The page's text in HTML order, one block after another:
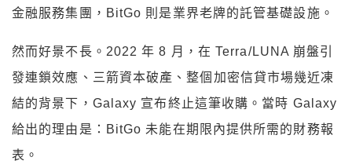
金融服務集團，BitGo 則是業界老牌的託管基礎設施。
然而好景不長。2022 年 8 月，在 Terra/LUNA 崩盤引
發連鎖效應、三箭資本破產、整個加密信貸市場幾近凍
結的背景下，Galaxy 宣布終止這筆收購。當時 Galaxy
給出的理由是：BitGo 未能在期限內提供所需的財務報
表。